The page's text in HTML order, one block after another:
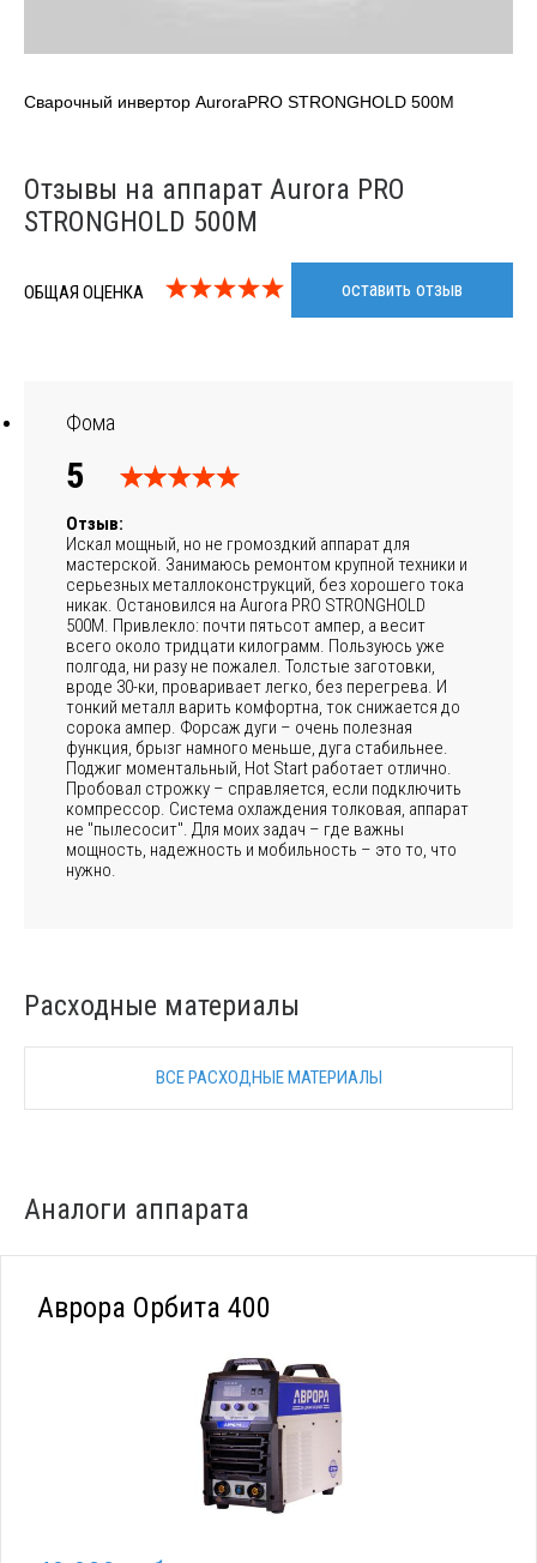
Сварочный инвертор AuroraPRO STRONGHOLD 500M
Отзывы на аппарат Aurora PRO
STRONGHOLD 500M
ОБЩАЯ ОЦЕНКА оставить отзыв
Фома
5
Отзыв:
Искал мощный, но не громоздкий аппарат для
мастерской. Занимаюсь ремонтом крупной техники и
серьезных металлоконструкций, без хорошего тока
никак. Остановился на Aurora PRO STRONGHOLD
500M. Привлекло: почти пятьсот ампер, а весит
всего около тридцати килограмм. Пользуюсь уже
полгода, ни разу не пожалел. Толстые заготовки,
вроде 30-ки, проваривает легко, без перегрева. И
тонкий металл варить комфортна, ток снижается до
сорока ампер. Форсаж дуги – очень полезная
функция, брызг намного меньше, дуга стабильнее.
Поджиг моментальный, Hot Start работает отлично.
Пробовал строжку – справляется, если подключить
компрессор. Система охлаждения толковая, аппарат
не "пылесосит". Для моих задач – где важны
мощность, надежность и мобильность – это то, что
нужно.
Расходные материалы
ВСЕ РАСХОДНЫЕ МАТЕРИАЛЫ
Аналоги аппарата
Аврора Орбита 400